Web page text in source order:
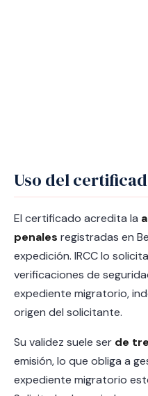
Uso del
El certificado acredita la
penales registradas en
expedición. IRCC lo
verificaciones de
expediente migratorio,
origen del solicitante.
Su validez suele ser de
emisión, lo que obliga a
expediente migratorio